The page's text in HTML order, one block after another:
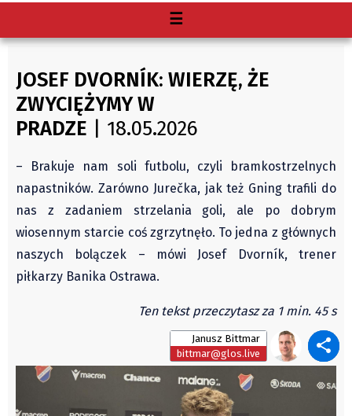
☰
O nas
Gdzie kupię "Głos"?
Archiwum
Autorzy
Wydawca
Fundusz Rozwoju Zaolzia
Kontakt
Sekretariat
Redaktorzy
Napisz artykuł
Zamów prenumeratę
OGÓLNE WARUNKI HANDLOWE
Všeobecné obchodní podmínky
JOSEF DVORNÍK: WIERZĘ, ŻE
ZWYCIĘŻYMY W
PRADZE | 18.05.2026
– Brakuje nam soli futbolu, czyli bramkostrzelnych
napastników. Zarówno Jurečka, jak też Gning trafili do
nas z zadaniem strzelania goli, ale po dobrym
wiosennym starcie coś zgrzytnęło. To jedna z głównych
naszych bolączek – mówi Josef Dvorník, trener
piłkarzy Banika Ostrawa.
Ten tekst przeczytasz za 1 min. 45 s
Janusz Bittmar
bittmar@glos.live